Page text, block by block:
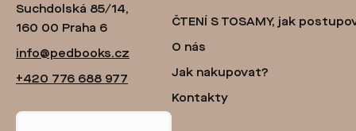
Suchdolská 85/14,
160 00 Praha 6
info@pedbooks.cz
+420 776 688 977
ČTENÍ S TOSAMY, jak
O nás
Jak nakupovat?
Kontakty